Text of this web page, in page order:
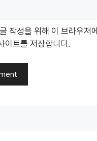
작성을 위해 이 브라우저
이트를 저장합니다.